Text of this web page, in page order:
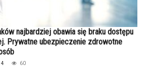
najbardziej obawia się braku dostępu
Prywatne ubezpieczenie zdrowotne
4 60